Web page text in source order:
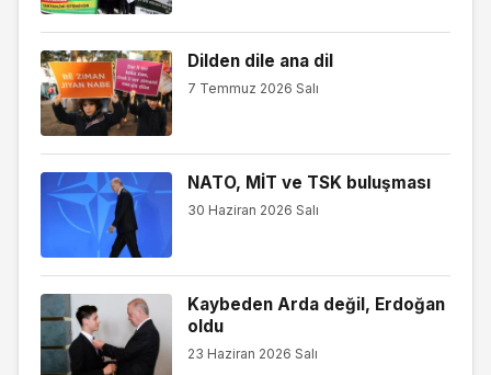
Dilden dile ana dil
7 Temmuz 2026 Salı
NATO, MİT ve TSK buluşması
30 Haziran 2026 Salı
Kaybeden Arda değil, Erdoğan
oldu
23 Haziran 2026 Salı